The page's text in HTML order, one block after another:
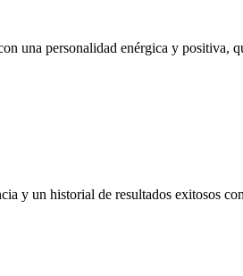
una personalidad enérgica y
y un historial de resultados exitosos